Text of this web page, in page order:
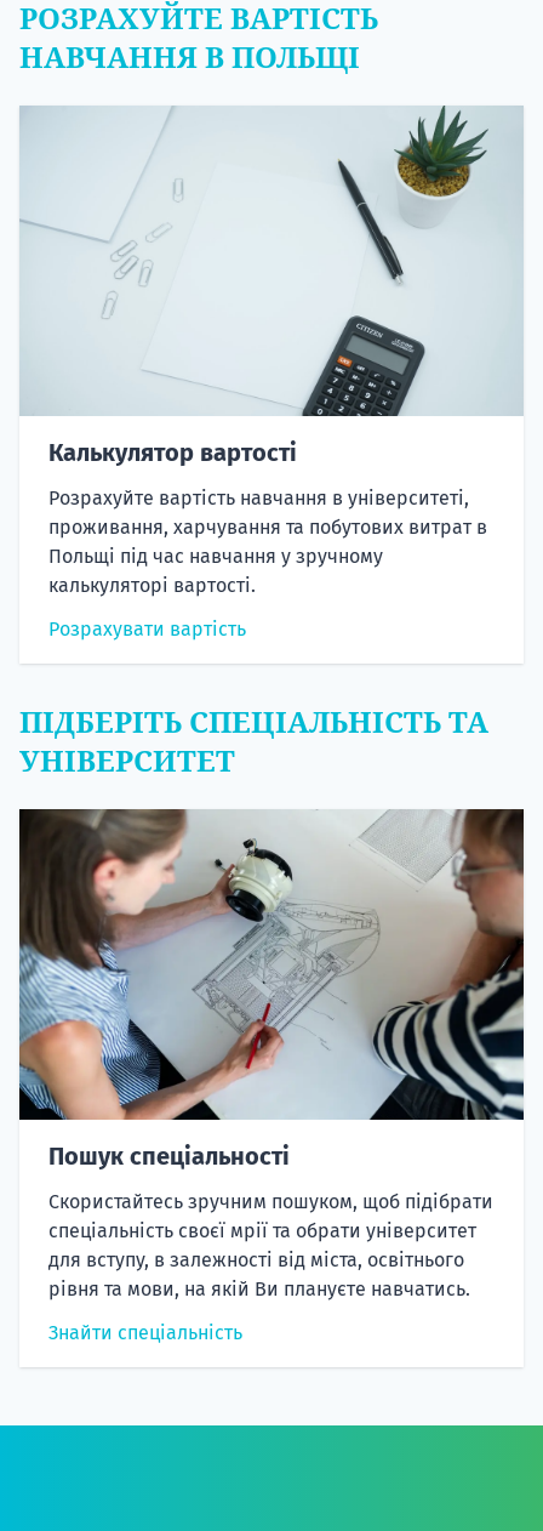
РОЗРАХУЙТЕ ВАРТІСТЬ
НАВЧАННЯ В ПОЛЬЩІ
Калькулятор вартості
Розрахуйте вартість навчання в університеті,
проживання, харчування та побутових витрат в
Польщі під час навчання у зручному
калькуляторі вартості.
Розрахувати вартість
ПІДБЕРІТЬ СПЕЦІАЛЬНІСТЬ ТА
УНІВЕРСИТЕТ
Пошук спеціальності
Скористайтесь зручним пошуком, щоб підібрати
спеціальність своєї мрії та обрати університет
для вступу, в залежності від міста, освітнього
рівня та мови, на якій Ви плануєте навчатись.
Знайти спеціальність